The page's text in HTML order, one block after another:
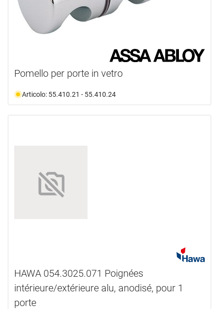
Pomello per porte in vetro
Articolo: 55.410.21 - 55.410.24
HAWA 054.3025.071 Poignées
intérieure/extérieure alu, anodisé, pour 1
porte